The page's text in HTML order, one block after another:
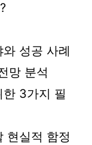
성공 사례
망 분석
3가지 필
현실적 함정